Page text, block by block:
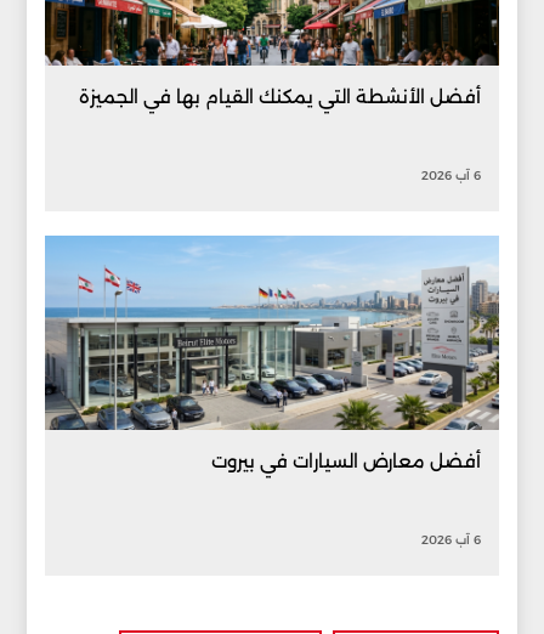
أفضل الأنشطة التي يمكنك القيام بها في الجميزة
6 آب 2026
أفضل معارض السيارات في بيروت
6 آب 2026